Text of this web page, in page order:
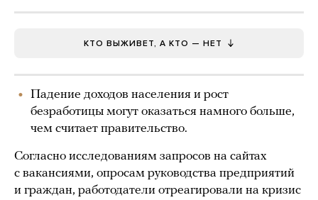
КТО ВЫЖИВЕТ, А КТО — НЕТ
Падение доходов населения и рост
безработицы могут оказаться намного больше,
чем считает правительство.
Согласно исследованиям запросов на сайтах
с вакансиями, опросам руководства предприятий
и граждан, работодатели отреагировали на кризис